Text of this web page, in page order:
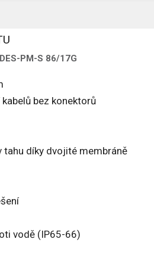
PM-S 86/17G
bez konektorů
tahu díky dvojité membráně
vodě (IP65-66)